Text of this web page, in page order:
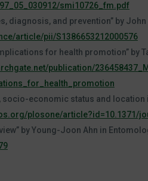
smi10726_fm.pdf
and prevention” by John
article/pii/S1386653212000576
for health promotion” by
publication/
economic status and location
plosone/article?id=10.1371/
by Young-Joon Ahn in